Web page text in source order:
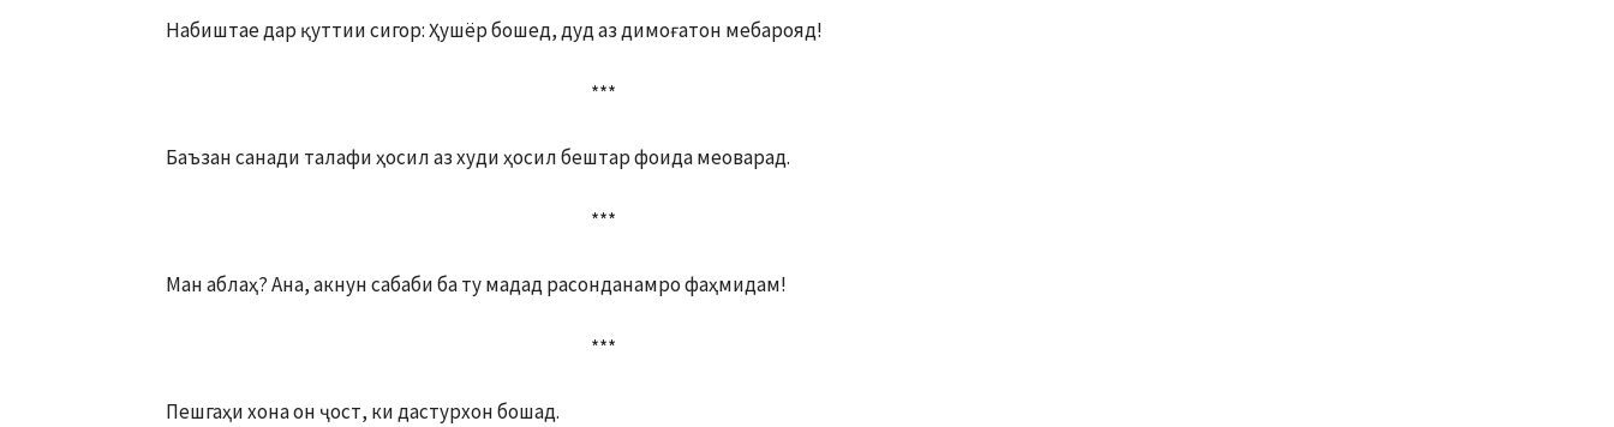
Набиштае дар қуттии сигор: Ҳушёр бошед, дуд аз димоғатон мебарояд!
***
Баъзан санади талафи ҳосил аз худи ҳосил бештар фоида меоварад.
***
Ман аблаҳ? Ана, акнун сабаби ба ту мадад расонданамро фаҳмидам!
***
Пешгаҳи хона он ҷост, ки дастурхон бошад.